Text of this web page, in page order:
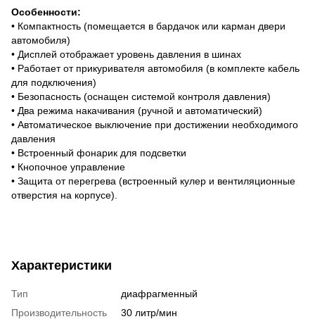
Особенности:
• Компактность (помещается в бардачок или карман двери
автомобиля)
• Дисплей отображает уровень давления в шинах
• Работает от прикуривателя автомобиля (в комплекте кабель
для подключения)
• Безопасность (оснащен системой контроля давления)
• Два режима накачивания (ручной и автоматический)
• Автоматическое выключение при достижении необходимого
давления
• Встроенный фонарик для подсветки
• Кнопочное управление
• Защита от перегрева (встроенный кулер и вентиляционные
отверстия на корпусе).
Характеристики
Тип
диафрагменный
Производительность
30 литр/мин